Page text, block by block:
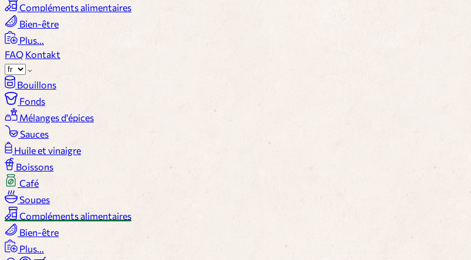
Compléments alimentaires
Bien-être
Plus...
FAQ Kontakt
Bouillons
Fonds
Mélanges d'épices
Sauces
Huile et vinaigre
Boissons
Café
Soupes
Compléments alimentaires
Bien-être
Plus...